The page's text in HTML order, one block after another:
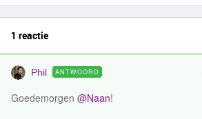
1 reactie
Phil ANTWOORD
Goedemorgen @Naan!